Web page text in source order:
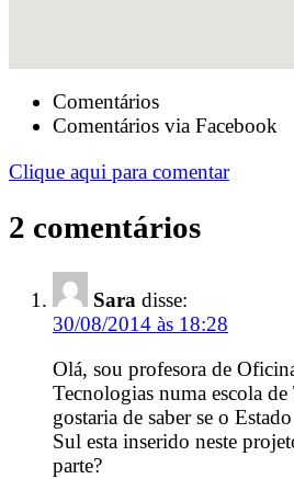
Comentários
Comentários via Facebook
Clique aqui para comentar
2 comentários
Sara disse:
30/08/2014 às 18:28
Olá, sou profesora de
Tecnologias numa escola
gostaria de saber se o
Sul esta inserido neste
parte?